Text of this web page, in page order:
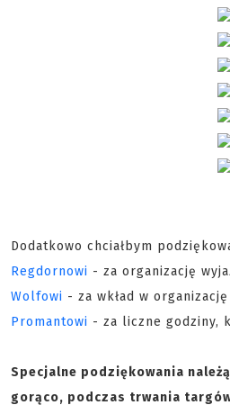
Dodatkowo chciałbym
Regdornowi - za organizację
Wolfowi - za wkład w
Promantowi - za liczne godziny,
Specjalne podziękowania
gorąco, podczas trwania